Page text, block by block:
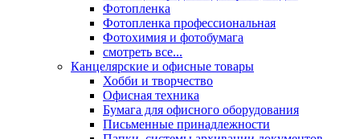
Фотопленка
Фотопленка профессиональная
Фотохимия и фотобумага
смотреть все...
Канцелярские и офисные товары
Хобби и творчество
Офисная техника
Бумага для офисного оборудования
Письменные принадлежности